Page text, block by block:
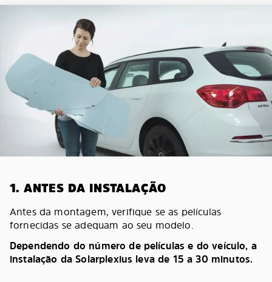
1. ANTES DA INSTALAÇÃO
Antes da montagem, verifique se as películas
fornecidas se adequam ao seu modelo.
Dependendo do número de películas e do veículo, a
instalação da Solarplexius leva de 15 a 30 minutos.